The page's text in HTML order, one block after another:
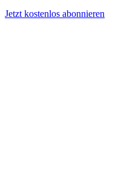
Jetzt kostenlos abonnieren